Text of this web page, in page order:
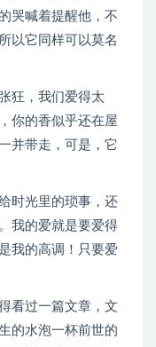
哭喊着提醒他，不
以它同样可以莫名
狂，我们爱得太
你的香似乎还在屋
并带走，可是，它
时光里的琐事，还
我的爱就是要爱得
我的高调！只要爱
看过一篇文章，文
的水泡一杯前世的